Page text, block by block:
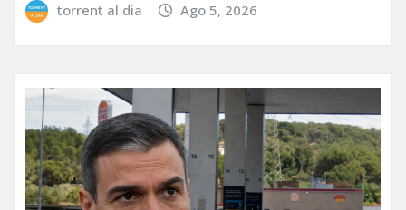
torrent al dia Ago 5, 2026